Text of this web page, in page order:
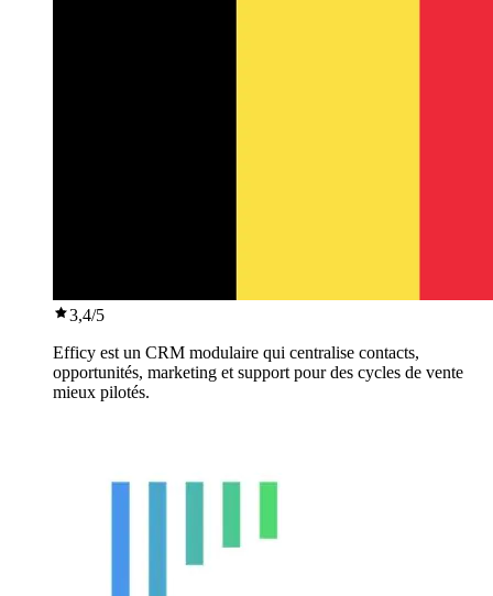
3,4/5
Efficy est un CRM modulaire qui centralise contacts,
opportunités, marketing et support pour des cycles de vente
mieux pilotés.